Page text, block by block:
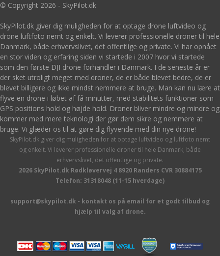
© Copyright 2026 - SkyPilot.dk
SkyPilot.dk giver dig muligheden for at optage drone luftvideo og
drone luftfoto nemt og enkelt. Vi leverer professionelle droner til hele
Danmark, både erhvervslivet, det offentlige og private. Vi har opnået
en stor viden og erfaring siden vi startede i 2007 hvor vi startede
som den første DJI drone forhandler i Danmark. I de seneste år er
der sket utroligt meget med droner, de er både blevet bedre, de er
blevet billigere og ikke mindst nemmere at bruge. Man kan nu lære at
flyve en drone i løbet af få minutter, med stabilitets funktioner som
GPS positions hold og højde hold. Droner bliver mindre og mindre og
kommer med mere teknologi der gør dem sikre og nemmere at
bruge. Vi glæder os til at gøre dig flyvende med din nye drone!
SkyPilot.dk giver dig muligheden for at optage luftvideo og luftfoto nemt
og enkelt. Vi leverer professionelle droner til hele Danmark, både
erhvervslivet, det offentlige og private.
2026 SkyPilot.dk Rødkløvervej 4 8920 Randers CVR 30884175
Telefon: 31318048 (11-15 hverdage)
support@skypilot.dk - kontakt os på email for et godt tilbud og
hjælp til valg af drone.